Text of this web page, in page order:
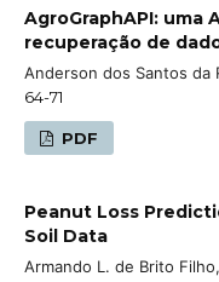
AgroGraphAPI: uma
recuperação de
Anderson dos Santos da
64-71
PDF
Peanut Loss
Soil Data
Armando L. de Brito